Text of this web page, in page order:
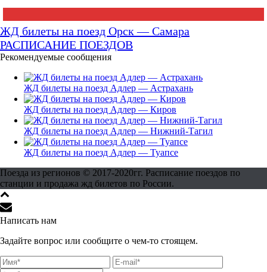
ЖД билеты на поезд Орск — Самара
РАСПИСАНИЕ ПОЕЗДОВ
Рекомендуемые сообщения
ЖД билеты на поезд Адлер — Астрахань
ЖД билеты на поезд Адлер — Киров
ЖД билеты на поезд Адлер — Нижний-Тагил
ЖД билеты на поезд Адлер — Туапсе
Поезда из регионов © 2017-2020гг. Расписание поездов по
станции и продажа жд билетов по России.
Написать нам
Задайте вопрос или сообщите о чем-то стоящем.